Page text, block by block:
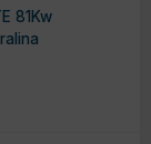
81Kw